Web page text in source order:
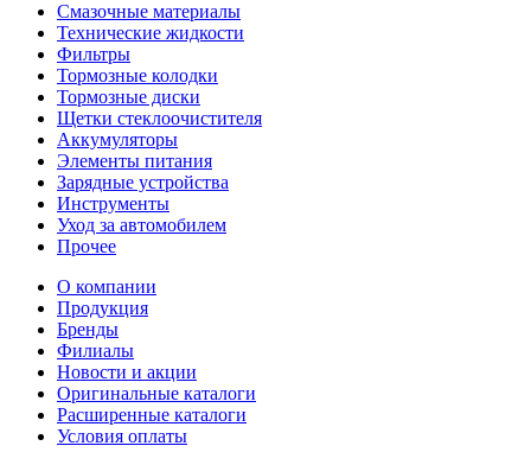
Смазочные материалы
Технические жидкости
Фильтры
Тормозные колодки
Тормозные диски
Щетки стеклоочистителя
Аккумуляторы
Элементы питания
Зарядные устройства
Инструменты
Уход за автомобилем
Прочее
О компании
Продукция
Бренды
Филиалы
Новости и акции
Оригинальные каталоги
Расширенные каталоги
Условия оплаты